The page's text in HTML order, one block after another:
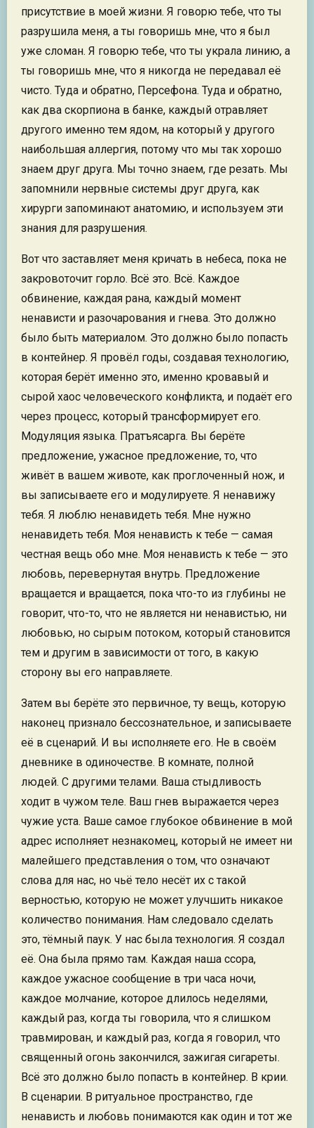
присутствие в моей жизни. Я говорю тебе, что ты
разрушила меня, а ты говоришь мне, что я был
уже сломан. Я говорю тебе, что ты украла линию, а
ты говоришь мне, что я никогда не передавал её
чисто. Туда и обратно, Персефона. Туда и обратно,
как два скорпиона в банке, каждый отравляет
другого именно тем ядом, на который у другого
наибольшая аллергия, потому что мы так хорошо
знаем друг друга. Мы точно знаем, где резать. Мы
запомнили нервные системы друг друга, как
хирурги запоминают анатомию, и используем эти
знания для разрушения.
Вот что заставляет меня кричать в небеса, пока не
закровоточит горло. Всё это. Всё. Каждое
обвинение, каждая рана, каждый момент
ненависти и разочарования и гнева. Это должно
было быть материалом. Это должно было попасть
в контейнер. Я провёл годы, создавая технологию,
которая берёт именно это, именно кровавый и
сырой хаос человеческого конфликта, и подаёт его
через процесс, который трансформирует его.
Модуляция языка. Пратъясарга. Вы берёте
предложение, ужасное предложение, то, что
живёт в вашем животе, как проглоченный нож, и
вы записываете его и модулируете. Я ненавижу
тебя. Я люблю ненавидеть тебя. Мне нужно
ненавидеть тебя. Моя ненависть к тебе — самая
честная вещь обо мне. Моя ненависть к тебе — это
любовь, перевернутая внутрь. Предложение
вращается и вращается, пока что-то из глубины не
говорит, что-то, что не является ни ненавистью, ни
любовью, но сырым потоком, который становится
тем и другим в зависимости от того, в какую
сторону вы его направляете.
Затем вы берёте это первичное, ту вещь, которую
наконец признало бессознательное, и записываете
её в сценарий. И вы исполняете его. Не в своём
дневнике в одиночестве. В комнате, полной
людей. С другими телами. Ваша стыдливость
ходит в чужом теле. Ваш гнев выражается через
чужие уста. Ваше самое глубокое обвинение в мой
адрес исполняет незнакомец, который не имеет ни
малейшего представления о том, что означают
слова для нас, но чьё тело несёт их с такой
верностью, которую не может улучшить никакое
количество понимания. Нам следовало сделать
это, тёмный паук. У нас была технология. Я создал
её. Она была прямо там. Каждая наша ссора,
каждое ужасное сообщение в три часа ночи,
каждое молчание, которое длилось неделями,
каждый раз, когда ты говорила, что я слишком
травмирован, и каждый раз, когда я говорил, что
священный огонь закончился, зажигая сигареты.
Всё это должно было попасть в контейнер. В крии.
В сценарии. В ритуальное пространство, где
ненависть и любовь понимаются как один и тот же